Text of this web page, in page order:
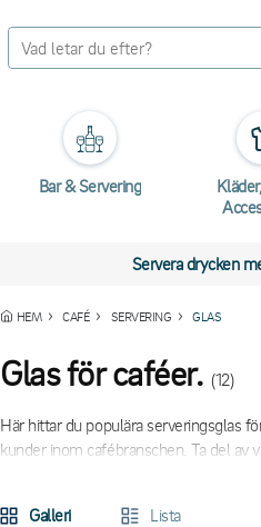
Bar & Servering
Servera drycken
HEM CAFÉ SERVERING GLAS
Glas för caféer. (12)
Här hittar du populära serveringsglas
kunder inom cafébranschen. Ta del av
Galleri Lista